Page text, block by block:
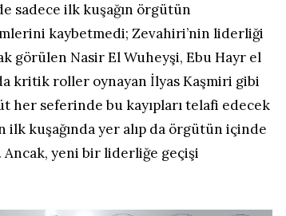
sadece ilk kuşağın örgütün
kaybetmedi; Zevahiri’nin liderliği
görülen Nasir El Wuheyşi, Ebu Hayr el
kritik roller oynayan İlyas Kaşmiri gibi
her seferinde bu kayıpları telafi edecek
ilk kuşağında yer alıp da örgütün içinde
Ancak, yeni bir liderliğe geçişi